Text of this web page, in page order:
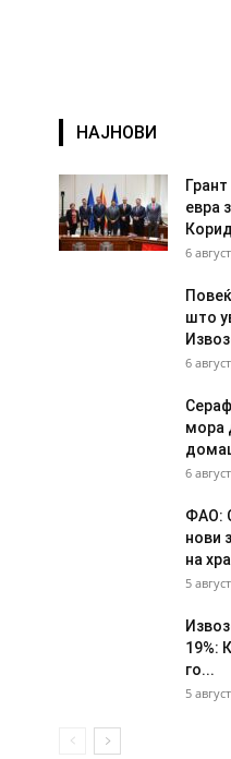
НАЈНОВИ
евра
6
што
6
мора
6
ФАО:
нови
на
5
19%:
го...
5